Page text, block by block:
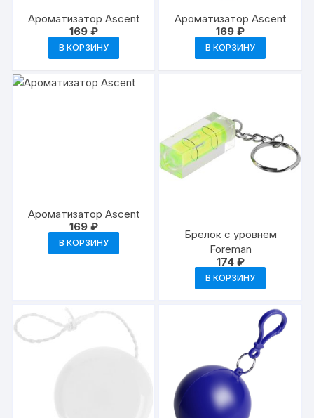
Ароматизатор Ascent
169 ₽
В КОРЗИНУ
Ароматизатор Ascent
169₽
В КОРЗИНУ
Ароматизатор Ascent
169 ₽
В КОРЗИНУ
Брелок с уровнем
Foreman
174 ₽
В КОРЗИНУ